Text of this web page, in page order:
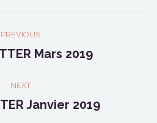
PREVIOUS
Previous
Mars 2019
NEXT
NextJanvier 2019